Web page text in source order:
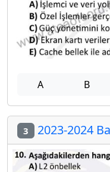
A B
3 2023-2024